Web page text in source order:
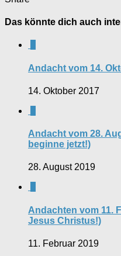
Das könnte dich auch
Andacht vom 14.
14. Oktober 2017
Andacht vom 28.
beginne jetzt!)
28. August 2019
Andachten vom 11.
Jesus Christus!)
11. Februar 2019